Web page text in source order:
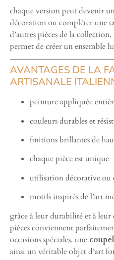
chaque version peut devenir
décoration ou compléter une
d’autres pièces de la collection,
permet de créer un ensemble
AVANTAGES DE LA
ARTISANALE
peinture appliquée
couleurs durables et
finitions brillantes de
chaque pièce est unique
utilisation décorative ou
motifs inspirés de l’art
grâce à leur durabilité et à
pièces conviennent
occasions spéciales. une
ainsi un véritable objet d’art